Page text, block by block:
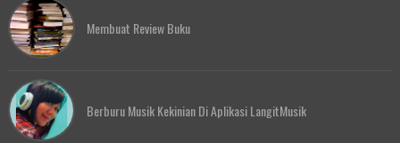
Membuat Review Buku
Berburu Musik Kekinian Di Aplikasi LangitMusik